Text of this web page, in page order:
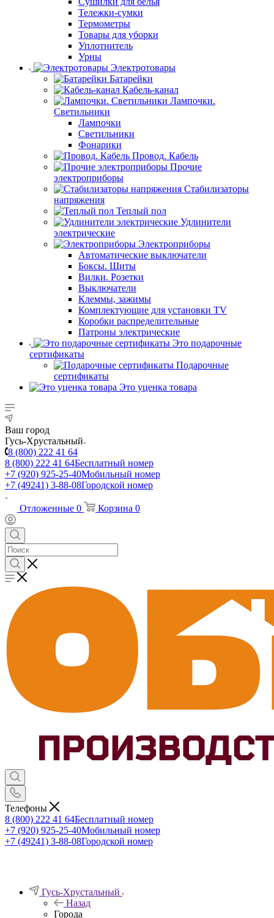
Тележки-сумки
Термометры
Товары для уборки
Уплотнитель
Урны
Электротовары
Батарейки
Кабель-канал
Лампочки.
Светильники
Лампочки
Светильники
Фонарики
Провод. Кабель
Прочие
электроприборы
Стабилизаторы
напряжения
Теплый пол
Удлинители
электрические
Электроприборы
Автоматические выключатели
Боксы. Щиты
Вилки. Розетки
Выключатели
Клеммы, зажимы
Комплектующие для установки TV
Коробки распределительные
Патроны электрические
Это подарочные
сертификаты
Подарочные
сертификаты
Это уценка товара
Ваш город
Гусь-Хрустальный
8 (800) 222 41 64
8 (800) 222 41 64Бесплатный номер
+7 (920) 925-25-40Мобильный номер
+7 (49241) 3-88-08Городской номер
Отложенные 0 Корзина 0
Телефоны
8 (800) 222 41 64Бесплатный номер
+7 (920) 925-25-40Мобильный номер
+7 (49241) 3-88-08Городской номер
Гусь-Хрустальный
Назад
Города